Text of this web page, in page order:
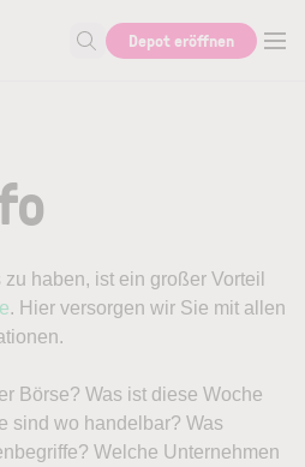
Suche nach Aktie, Autor...
Depot eröffnen
haben, ist ein großer Vorteil
. Hier versorgen wir Sie mit allen
Börse? Was ist diese Woche
sind wo handelbar? Was
Welche Unternehmen